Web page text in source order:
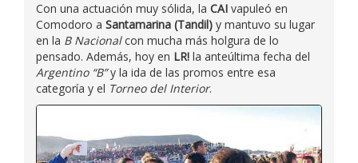
Con una actuación muy sólida, la CAI vapuleó en
Comodoro a Santamarina (Tandil) y mantuvo su lugar
en la B Nacionalcon mucha más holgura de lo
pensado. Además, hoy en LR! la anteúltima fecha del
Argentino “B”y la ida de las promos entre esa
categoría y el Torneo del Interior.